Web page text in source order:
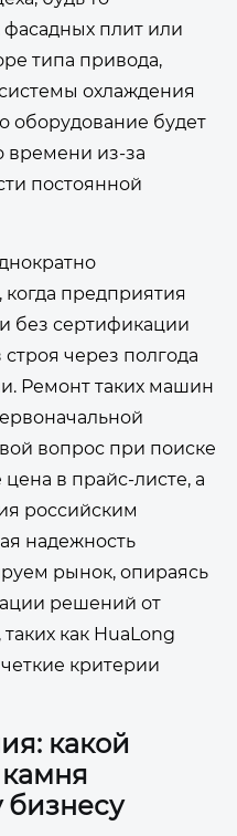
плит или
типа привода,
охлаждения
оборудование будет
времени из-за
постоянной
когда предприятия
без сертификации
через полгода
Ремонт таких машин
вопрос при поиске
в прайс-листе, а
российским
надежность
рынок, опираясь
решений от
как HuaLong
критерии
какой